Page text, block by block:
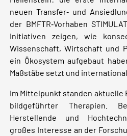
neuen Transfer‑ und
der BMFTR‑Vorhaben
Initiativen zeigen, wie
Wissenschaft, Wirtschaft und
ein Ökosystem aufgebaut
Maßstäbe setzt und
Im Mittelpunkt standen aktuelle
bildgeführter Therapien.
Herstellende und
großes Interesse an der